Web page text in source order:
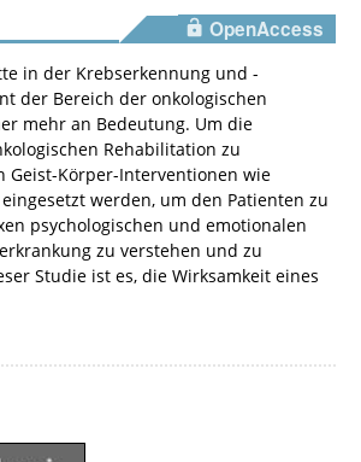
OpenAccess
in der Krebserkennung und -
der Bereich der onkologischen
mehr an Bedeutung. Um die
Rehabilitation zu
Geist-Körper-Interventionen wie
werden, um den Patienten zu
psychologischen und emotionalen
zu verstehen und zu
Studie ist es, die Wirksamkeit eines